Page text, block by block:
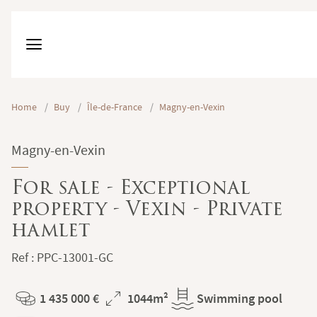
Home / Buy / Île-de-France / Magny-en-Vexin
Magny-en-Vexin
For sale - Exceptional
property - Vexin - Private
hamlet
Ref : PPC-13001-GC
Price
1 435 000 €
Total
1044m²
Swimming pool